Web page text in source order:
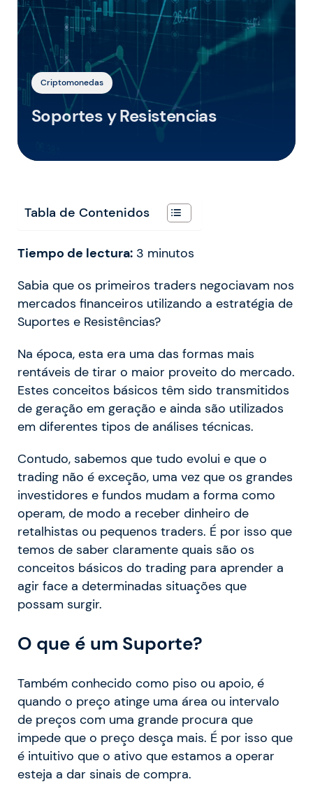
Criptomonedas
Soportes y Resistencias
Tabla de Contenidos
Tiempo de lectura: 3 minutos
Sabia que os primeiros traders negociavam nos
mercados financeiros utilizando a estratégia de
Suportes e Resistências?
Na época, esta era uma das formas mais
rentáveis de tirar o maior proveito do mercado.
Estes conceitos básicos têm sido transmitidos
de geração em geração e ainda são utilizados
em diferentes tipos de análises técnicas.
Contudo, sabemos que tudo evolui e que o
trading não é exceção, uma vez que os grandes
investidores e fundos mudam a forma como
operam, de modo a receber dinheiro de
retalhistas ou pequenos traders. É por isso que
temos de saber claramente quais são os
conceitos básicos do trading para aprender a
agir face a determinadas situações que
possam surgir.
O que é um Suporte?
Também conhecido como piso ou apoio, é
quando o preço atinge uma área ou intervalo
de preços com uma grande procura que
impede que o preço desça mais. É por isso que
é intuitivo que o ativo que estamos a operar
esteja a dar sinais de compra.